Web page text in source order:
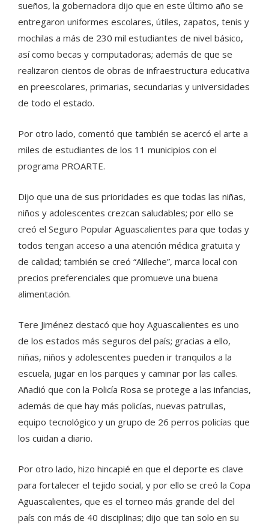
sueños, la gobernadora dijo que en este último año se
entregaron uniformes escolares, útiles, zapatos, tenis y
mochilas a más de 230 mil estudiantes de nivel básico,
así como becas y computadoras; además de que se
realizaron cientos de obras de infraestructura educativa
en preescolares, primarias, secundarias y universidades
de todo el estado.
Por otro lado, comentó que también se acercó el arte a
miles de estudiantes de los 11 municipios con el
programa PROARTE.
Dijo que una de sus prioridades es que todas las niñas,
niños y adolescentes crezcan saludables; por ello se
creó el Seguro Popular Aguascalientes para que todas y
todos tengan acceso a una atención médica gratuita y
de calidad; también se creó “Alileche”, marca local con
precios preferenciales que promueve una buena
alimentación.
Tere Jiménez destacó que hoy Aguascalientes es uno
de los estados más seguros del país; gracias a ello,
niñas, niños y adolescentes pueden ir tranquilos a la
escuela, jugar en los parques y caminar por las calles.
Añadió que con la Policía Rosa se protege a las infancias,
además de que hay más policías, nuevas patrullas,
equipo tecnológico y un grupo de 26 perros policías que
los cuidan a diario.
Por otro lado, hizo hincapié en que el deporte es clave
para fortalecer el tejido social, y por ello se creó la Copa
Aguascalientes, que es el torneo más grande del del
país con más de 40 disciplinas; dijo que tan solo en su